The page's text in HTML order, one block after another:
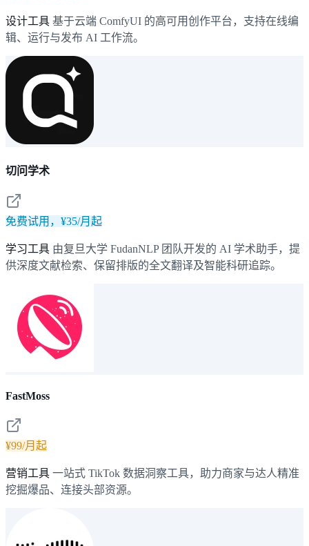
设计工具 基于云端 ComfyUI 的高可用创作平台，支持在线编
辑、运行与发布 AI 工作流。
切问学术
免费试用，¥35/月起
学习工具 由复旦大学 FudanNLP 团队开发的 AI 学术助手，提
供深度文献检索、保留排版的全文翻译及智能科研追踪。
FastMoss
¥99/月起
营销工具 一站式 TikTok 数据洞察工具，助力商家与达人精准
挖掘爆品、连接头部资源。